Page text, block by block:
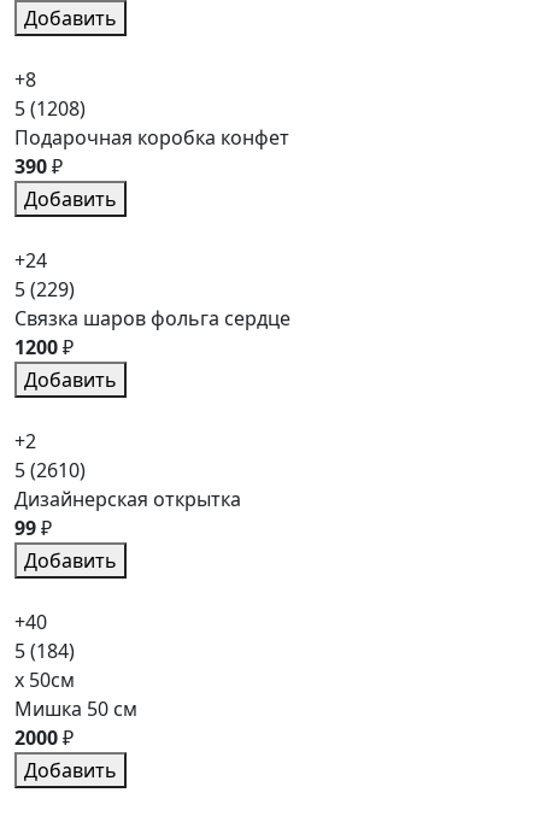
Добавить
+8
5(1208)
Подарочная коробка конфет
390₽
Добавить
+24
5(229)
Связка шаров фольга сердце
1200₽
Добавить
+2
5(2610)
Дизайнерская открытка
99₽
Добавить
+40
5(184)
x 50см
Мишка 50 см
2000₽
Добавить